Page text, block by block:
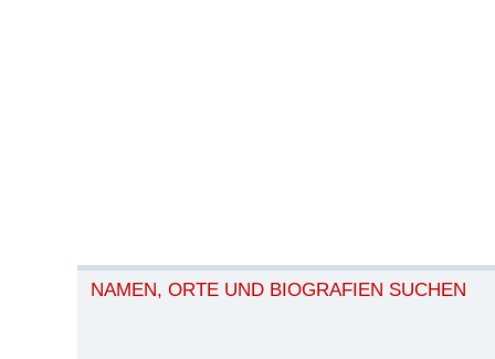
NAMEN, ORTE UND BIOGRAFIEN SUCHEN